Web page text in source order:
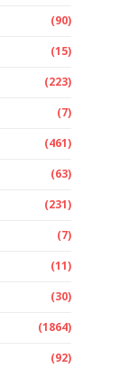
(90)
(15)
(223)
(7)
(461)
(63)
(231)
(7)
(11)
(30)
(1864)
(92)